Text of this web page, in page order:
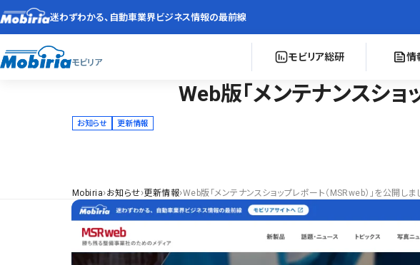
迷わずわかる、 自動車業界ビジネス情報の最前線
モビリア モビリア総研 情
Web版「メンテナンスショ
お知らせ 更新情報
Mobiria›お知らせ›更新情報›Web版「メンテナンスショップレポート（MSRweb）」を公開しま